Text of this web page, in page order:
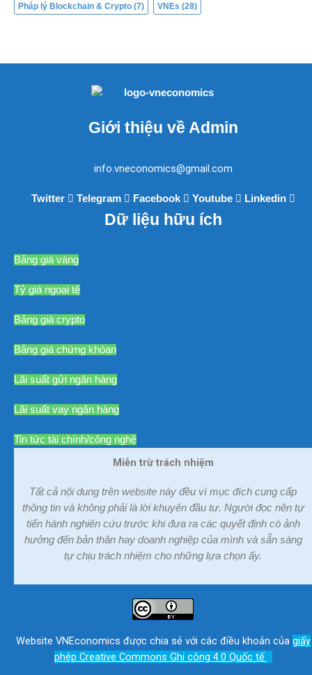
Pháp lý Blockchain & Crypto (7) VNEs (28)
Giới thiệu về Admin
info.vneconomics@gmail.com
Twitter Telegram Facebook Youtube Linkedin
Dữ liệu hữu ích
Bảng giá vàng
Tỷ giá ngoại tệ
Bảng giá crypto
Bảng giá chứng khóan
Lãi suất gửi ngân hàng
Lãi suất vay ngân hàng
Tin tức tài chính/công nghệ
Miễn trừ trách nhiệm
Tất cả nội dung trên website này đều vì mục đích cung cấp
thông tin và không phải là lời khuyên đầu tư. Người đọc nên tự
tiến hành nghiên cứu trước khi đưa ra các quyết định có ảnh
hưởng đến bản thân hay doanh nghiệp của mình và sẵn sàng
tự chịu trách nhiệm cho những lựa chọn ấy.
Website VNEconomics được chia sẻ với các điều khoản của giấy
phép Creative Commons Ghi công 4.0 Quốc tế .